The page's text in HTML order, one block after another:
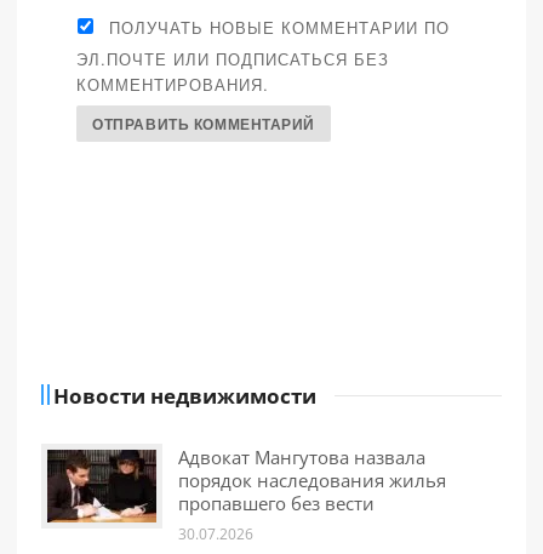
ПОЛУЧАТЬ НОВЫЕ КОММЕНТАРИИ ПО
ЭЛ.ПОЧТЕ ИЛИ ПОДПИСАТЬСЯ БЕЗ
КОММЕНТИРОВАНИЯ.
Новости недвижимости
Адвокат Мангутова назвала
порядок наследования жилья
пропавшего без вести
30.07.2026